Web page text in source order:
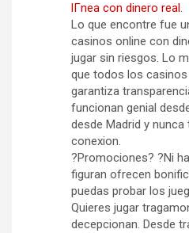
lГ­nea con dinero real.
Lo que encontre fue
casinos online con
jugar sin riesgos. Lo
que todos los
garantiza
funcionan genial
desde Madrid y
conexion.
?Promociones? ?Ni
figuran ofrecen
puedas probar los
Quieres jugar
decepcionan. Desde